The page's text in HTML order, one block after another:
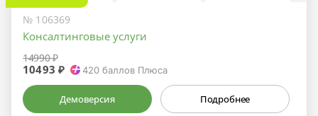
№ 106369
Консалтинговые услуги
14990 ₽
10493 ₽ 420 баллов Плюса
Демоверсия Подробнее